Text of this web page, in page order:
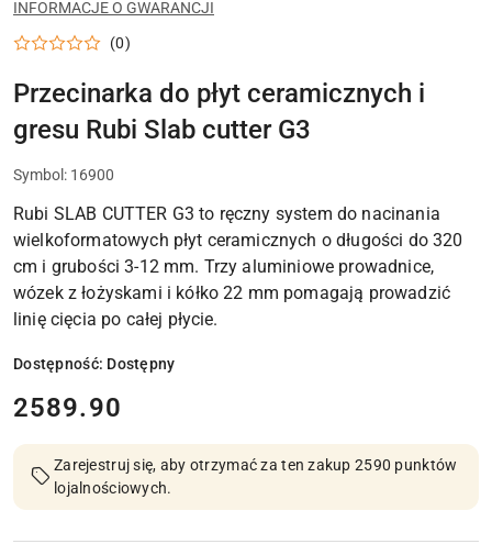
DO
CIĘCIA,
WIERCENIA
PŁYTEK
CERAMICZNYCH
INFORMACJE O GWARANCJI
(0)
Przecinarka do płyt ceramicznych i
gresu Rubi Slab cutter G3
Symbol: 16900
Rubi SLAB CUTTER G3 to ręczny system do nacinania
wielkoformatowych płyt ceramicznych o długości do 320
cm i grubości 3-12 mm. Trzy aluminiowe prowadnice,
wózek z łożyskami i kółko 22 mm pomagają prowadzić
linię cięcia po całej płycie.
Dostępność: Dostępny
cena:
2589.90
Zarejestruj się, aby otrzymać za ten zakup 2590 punktów
lojalnościowych.